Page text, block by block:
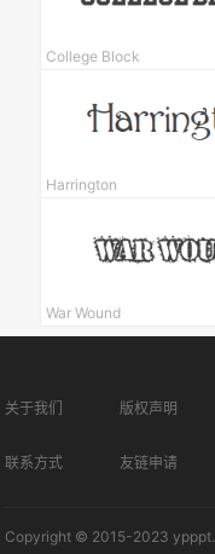
College Block
Harrington
War Wound
关于我们 版权声明
联系方式 友链申请
Copyright © 2015-2023